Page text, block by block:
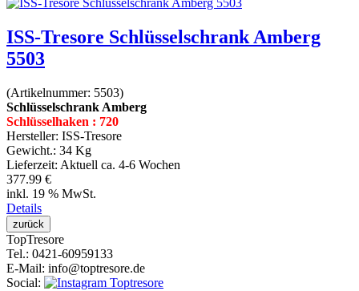
ISS-Tresore Schlüsselschrank Amberg
5503
(Artikelnummer: 5503)
Schlüsselschrank Amberg
Schlüsselhaken : 720
Hersteller: ISS-Tresore
Gewicht.: 34 Kg
Lieferzeit: Aktuell ca. 4-6 Wochen
377.99 €
inkl. 19 % MwSt.
Details
TopTresore
Tel.: 0421-60959133
E-Mail: info@toptresore.de
Social: